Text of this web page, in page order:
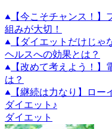
【今こそチャンス！】
組みが大切！
【ダイエットだけじ
ヘルスへの効果とは？
【改めて考えよう！
は？
【継続は力なり】ロー
ダイエット♪
ダイエット